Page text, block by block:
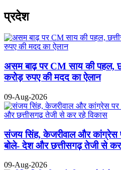
प्रदेश
असम बाढ़ पर CM साय की पहल,
करोड़ रुपए की मदद का ऐलान
09-Aug-2026
संजय सिंह, केजरीवाल और कांग्रेस
बोले- देश और छत्तीसगढ़ तेजी से कर
09-Aug-2026